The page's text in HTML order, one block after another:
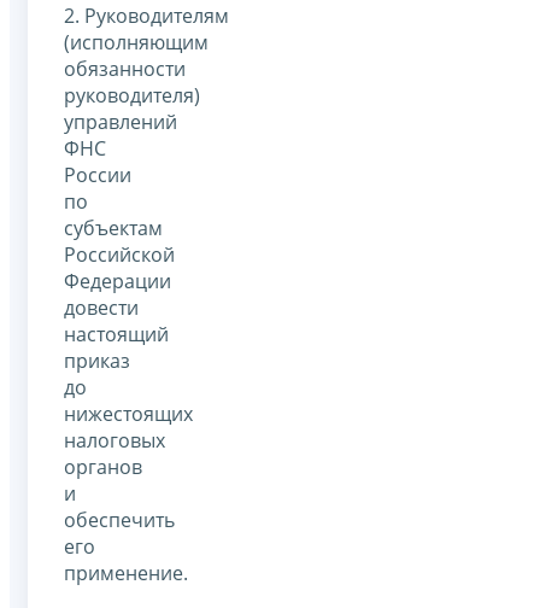
2. Руководителям
(исполняющим
обязанности
руководителя)
управлений
ФНС
России
по
субъектам
Российской
Федерации
довести
настоящий
приказ
до
нижестоящих
налоговых
органов
и
обеспечить
его
применение.